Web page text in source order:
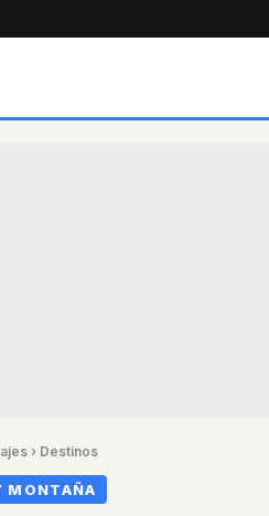
› Destinos
MONTAÑA